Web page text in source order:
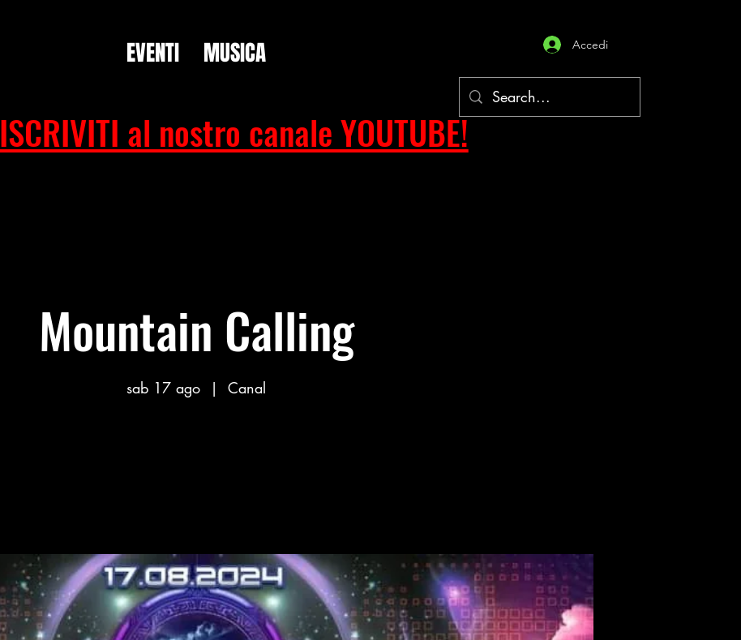
ISCRIVITI al nostro canale YOUTUBE!
Accedi
EVENTI MUSICA
Mountain Calling
sab 17 ago
  |
Canal